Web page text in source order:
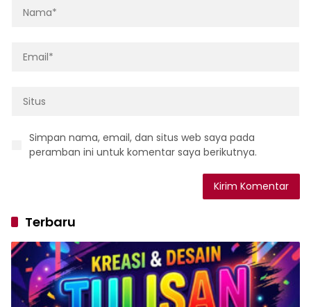
Simpan nama, email, dan situs web saya pada
peramban ini untuk komentar saya berikutnya.
Terbaru